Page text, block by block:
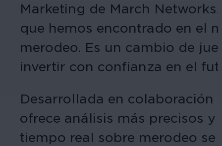
Marketing de March
que hemos encontrado en el
merodeo. Es un cambio de
invertir con confianza en el
Desarrollada en colaboración
ofrece análisis más precisos
tiempo real sobre merodeo